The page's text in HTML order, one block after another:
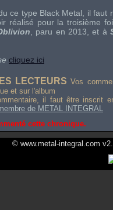
ce type Black Metal, il faut
réalisé pour la troisième
, paru en 2013, et à
cliquez ici
LECTEURS Vos
et sur l'album
il faut être inscrit
de METAL INTEGRAL
cette chronique.
© www.metal-integral.com